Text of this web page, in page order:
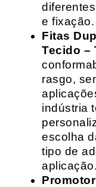
e fixação.
Fitas
Tecido –
rasgo,
indústria
escolha
tipo de
aplicação.